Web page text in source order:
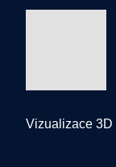
Vizualizace 3D